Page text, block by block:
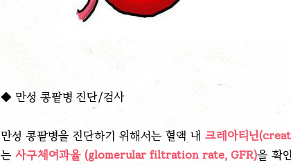
◆ 만성 콩팥병 진단/검사
만성 콩팥병을 진단하기 위해서는 혈액 내 크레아티닌
는 사구체여과율 (glomerular filtration rate, GFR)을 확